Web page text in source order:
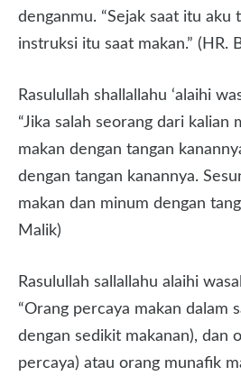
denganmu. “Sejak saat itu aku
instruksi itu saat makan.” (HR.
Rasulullah shallallahu ‘alaihi
“Jika salah seorang dari kalian
makan dengan tangan
dengan tangan kanannya.
makan dan minum dengan
Malik)
Rasulullah sallallahu alaihi
“Orang percaya makan dalam
dengan sedikit makanan), dan
percaya) atau orang munafik